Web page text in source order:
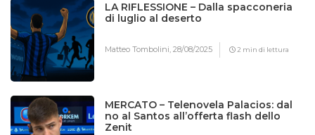
LA RIFLESSIONE – Dalla spacconeria
di luglio al deserto
Matteo Tombolini,28/08/2025 2 min di lettura
MERCATO – Telenovela Palacios: dal
no al Santos all’offerta flash dello
Zenit